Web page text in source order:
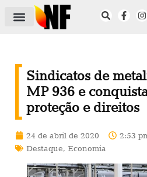
Sindicatos de
MP 936 e
proteção e direitos
24 de abril de 2020
2:53
Destaque, Economia